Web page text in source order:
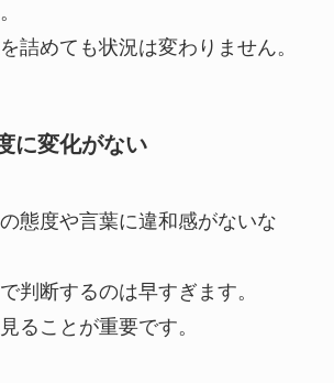
詰めても状況は変わりません。
に変化がない
態度や言葉に違和感がないな
判断するのは早すぎます。
ることが重要です。